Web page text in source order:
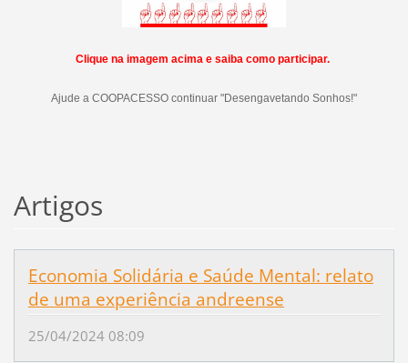
Clique na imagem acima e saiba como participar.
Ajude a COOPACESSO continuar "Desengavetando Sonhos!"
Artigos
Economia Solidária e Saúde Mental: relato
de uma experiência andreense
25/04/2024 08:09